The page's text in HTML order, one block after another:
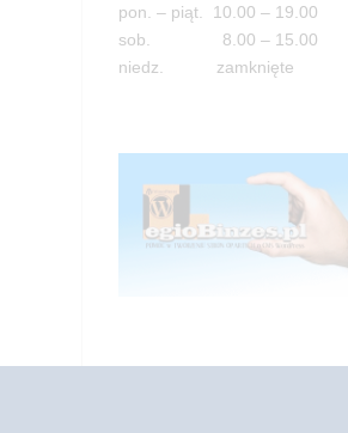
pon. – piąt. 10.00 – 19.00
sob. 8.00 – 15.00
niedz. zamknięte